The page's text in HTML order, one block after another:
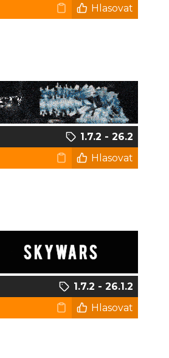
Hlasovat
1.7.2 - 26.2
Hlasovat
1.7.2 - 26.1.2
Hlasovat